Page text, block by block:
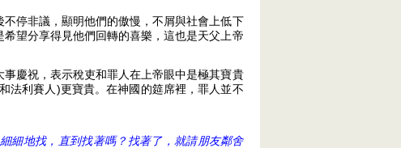
停非議，顯明他們的傲慢，不屑與社會上低下
望分享得見他們回轉的喜樂，這也是天父上帝
慶祝，表示稅吏和罪人在上帝眼中是極其寶貴
法利賽人)更寶貴。在神國的筵席裡，罪人並不
細地找，直到找著嗎？找著了，就請朋友鄰舍